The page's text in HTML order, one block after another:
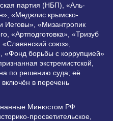
партия (НБП), «Аль-
«Меджлис крымско-
Иеговы», «Мизантропик
«Артподготовка», «Тризуб
союз»,
«Фонд борьбы с коррупцией»
экстремистской,
по решению суда; её
в перечень
Минюстом РФ
просветительское,